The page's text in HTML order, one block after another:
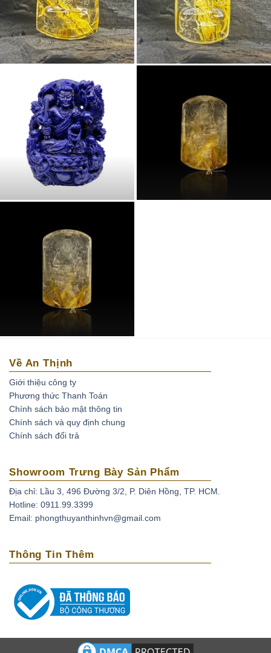
Về An Thịnh
Giới thiệu công ty
Phương thức Thanh Toán
Chính sách bảo mật thông tin
Chính sách và quy định chung
Chính sách đổi trả
Showroom Trưng Bày Sản Phẩm
Địa chỉ: Lầu 3, 496 Đường 3/2, P. Diên Hồng, TP. HCM.
Hotline: 0911.99.3399
Email: phongthuyanthinhvn@gmail.com
Thông Tin Thêm